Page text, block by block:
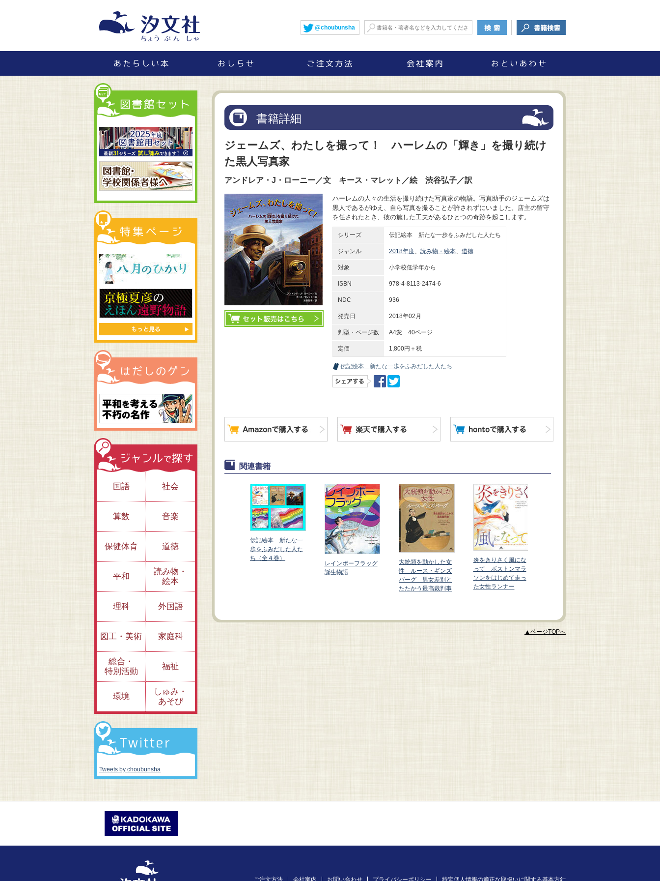
@choubunsha
書籍詳細
ジェームズ、わたしを撮って！ ハーレムの「輝き」を撮り続け
た黒人写真家
アンドレア・J・ローニー／文 キース・マレット／絵 渋谷弘子／訳
ハーレムの人々の生活を撮り続けた写真家の物語。写真助手のジェームズは
黒人であるがゆえ、自ら写真を撮ることが許されずにいました。店主の留守
を任されたとき、彼の施した工夫があるひとつの奇跡を起こします。
シリーズ 伝記絵本 新たな一歩をふみだした人たち
ジャンル 2018年度、 読み物・絵本、 道徳
対象 小学校低学年から
ISBN 978-4-8113-2474-6
NDC 936
発売日 2018年02月
判型・ページ数 A4変 40ページ
定価 1,800円＋税
伝記絵本 新たな一歩をふみだした人たち
関連書籍
大統領を動かした女
性 ルース・ギンズ
バーグ 男女差別と
たたかう最高裁判事
炎をきりさく風にな
って ボストンマラ
ソンをはじめて走っ
伝記絵本 新たな一
歩をふみだした人た
ち（全４巻）
レインボーフラッグ
誕生物語
大統領を動かした女
性 ルース・ギンズ
バーグ 男女差別と
たたかう最高裁判事
炎をきりさく風にな
って ボストンマラ
ソンをはじめて走っ
た女性ランナー
▲ページTOPへ
国語 社会
算数 音楽
保健体育 道徳
平和
読み物・
絵本
理科 外国語
図工・美術 家庭科
総合・
特別活動
福祉
環境
しゅみ・
あそび
Tweets by choubunsha